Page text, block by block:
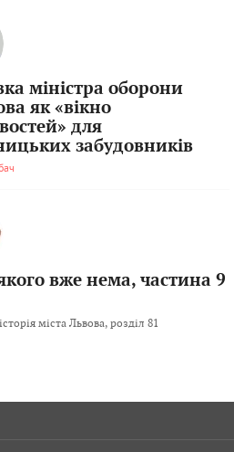
міністра оборони
як «вікно
для
забудовників
вже нема, частина 9
міста Львова, розділ 81